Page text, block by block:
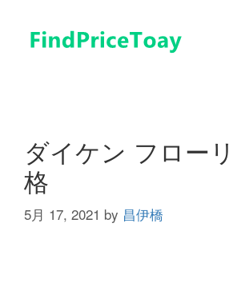
ダイケン フロー
格
5月 17, 2021 by 昌伊橋